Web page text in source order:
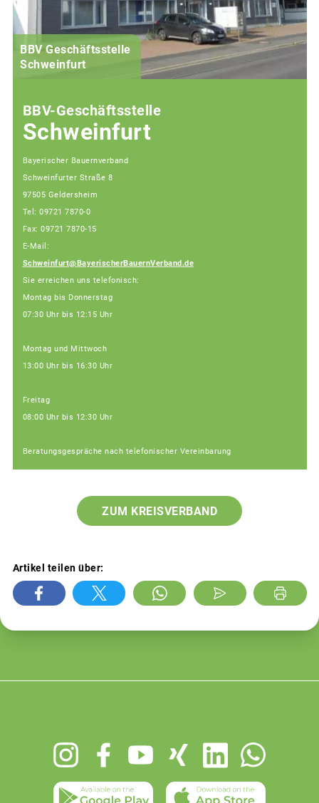
BBV Geschäftsstelle
Schweinfurt
BBV-Geschäftsstelle
Schweinfurt
Bayerischer Bauernverband
Schweinfurter Straße 8
97505 Geldersheim
Tel: 09721 7870-0
Fax: 09721 7870-15
E-Mail:
Schweinfurt@BayerischerBauernVerband.de
Sie erreichen uns telefonisch:
Montag bis Donnerstag
07:30 Uhr bis 12:15 Uhr
Montag und Mittwoch
13:00 Uhr bis 16:30 Uhr
Freitag
08:00 Uhr bis 12:30 Uhr
Beratungsgespräche nach telefonischer Vereinbarung
ZUM KREISVERBAND
Artikel teilen über: